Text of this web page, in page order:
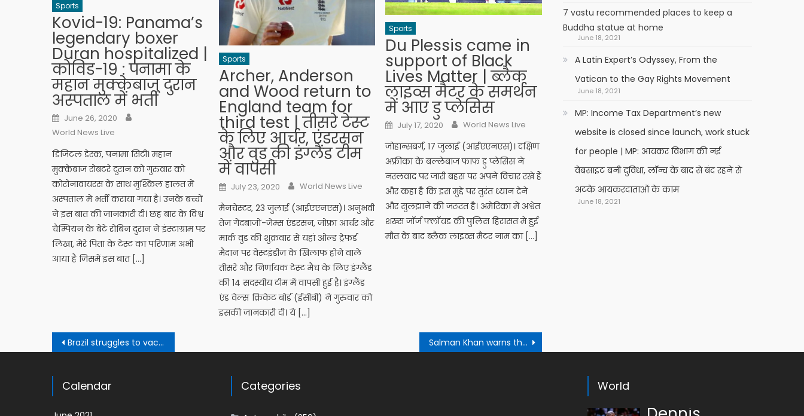
Sports
Kovid-19: Panama’s
legendary boxer
Duran hospitalized |
कोविड-19 : पनामा के
महान मुक्केबाज दुरान
अस्पताल में भर्ती
Posted on
June 26, 2020
World News Live
डिजिटल डेस्क, पनामा सिटी। महान
मुक्केबाज रोबटरे दुरान को गुरुवार को
कोरोनावायरस के साथ मुश्किल हालत में
अस्पताल में भर्ती कराया गया है। उनके बच्चों
ने इस बात की जानकारी दी। छह बार के विश्व
चैम्पियन के बेटे रोबिन दुरान ने इंस्टाग्राम पर
लिखा, मेरे पिता के टेस्ट का परिणाम अभी
आया है जिसमें इस बात […]
Sports
Archer, Anderson
and Wood return to
England team for
third test | तीसरे टेस्ट
के लिए आर्चर, एंडरसन
और वुड की इंग्लैंड टीम
में वापसी
Posted on
July 23, 2020 Author
World News Live
मैनचेस्टर, 23 जुलाई (आईएएनएस)। अनुभवी
तेज गेंदबाजों-जेम्स एंडरसन, जोफ्रा आर्चर और
मार्क वुड की शुक्रवार से यहां ओल्ड ट्रेफर्ड
मैदान पर वेस्टइंडीज के खिलाफ होने वाले
तीसरे और निर्णायक टेस्ट मैच के लिए इंग्लैंड
की 14 सदस्यीय टीम में वापसी हुई है। इंग्लैंड
एंड वेल्स क्रिकेट बोर्ड (ईसीबी) ने गुरुवार को
इसकी जानकारी दी। ये […]
Sports
Du Plessis came in
support of Black
Lives Matter | ब्लैक
लाइव्स मैटर के समर्थन
में आए डु प्लेसिस
Posted on
July 17, 2020 Author
World News Live
जोहान्सबर्ग, 17 जुलाई (आईएएनएस)। दक्षिण
अफ्रीका के बल्लेबाज फाफ डु प्लेसिस ने
नस्लवाद पर जारी बहस पर अपने विचार रखे हैं
और कहा है कि इस मुद्दे पर तुरंत ध्यान देने
और सुलझाने की जरूरत है। अमेरिका में अश्वेत
शख्स जॉर्ज फ्लॉयड की पुलिस हिरासत मे हुई
मौत के बाद ब्लैक लाइव्स मैटर नाम का […]
Post navigation
Brazil struggles to vaccinate as Covid toll spirals Salman Khan warns those pirating Radhe – Your Most Wanted Bhai: “You will get into a lot of trouble with the cyber cell” : Bollywood News
7 vastu recommended places to keep a
Buddha statue at home
June 18, 2021
A Latin Expert’s Odyssey, From the
Vatican to the Gay Rights Movement
June 18, 2021
MP: Income Tax Department’s new
website is closed since launch, work stuck
for people | MP: आयकर विभाग की नई
वेबसाइट बनी दुविधा, लॉन्च के बाद से बंद रहने से
अटके आयकरदाताओं के काम
June 18, 2021
Calendar Categories World